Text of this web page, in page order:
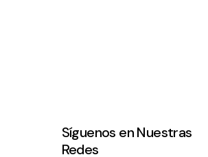
Síguenos en Nuestras
Redes